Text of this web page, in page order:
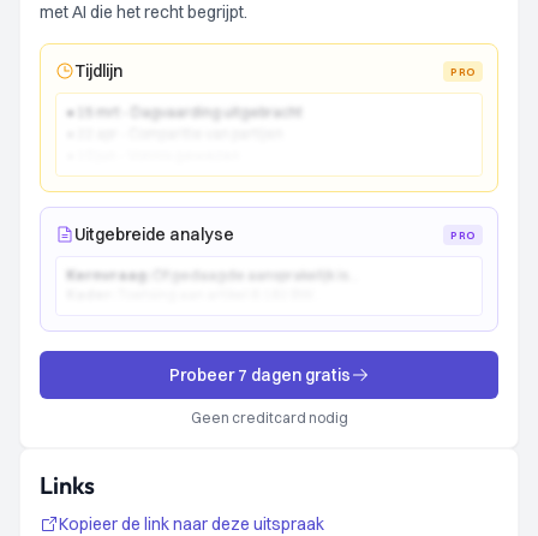
met AI die het recht begrijpt.
Tijdlijn PRO
● 15 mrt - Dagvaarding uitgebracht
Uitgebreide analyse PRO
Kernvraag:
Probeer 7 dagen gratis
Geen creditcard nodig
Links
Kopieer de link naar deze uitspraak